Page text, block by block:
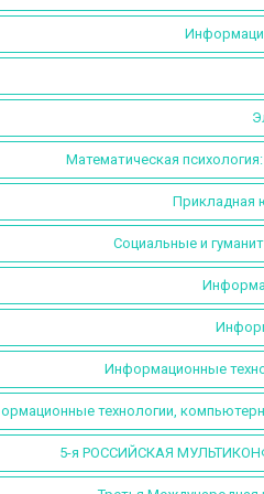
Математическая
Прикладная
Социальные и
Информационные
технологии,
5-я РОССИЙСКАЯ